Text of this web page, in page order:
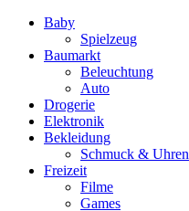
Baby
Spielzeug
Baumarkt
Beleuchtung
Auto
Drogerie
Elektronik
Bekleidung
Schmuck & Uhren
Freizeit
Filme
Games